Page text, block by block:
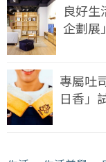
良好生
企劃展
專屬吐
日香」